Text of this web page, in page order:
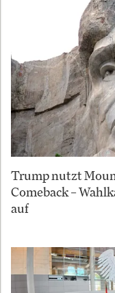
Trump nutzt
Comeback –
auf